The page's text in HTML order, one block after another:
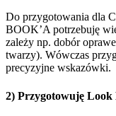
Do przygotowania dla
BOOK’A potrzebuję
zależy np. dobór
twarzy). Wówczas
precyzyjne wskazówki.
2) Przygotowuję Look